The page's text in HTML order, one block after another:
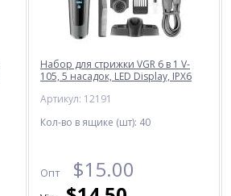
Набор для стрижки VGR 6 в 1 V-
105, 5 насадок, LED Display, IPX6
Артикул: 12191
Кол-во в ящике (шт): 40
Опт $15.00